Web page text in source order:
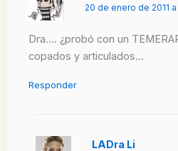
20 de enero de 2011
Dra…. ¿probó con un
copados y articulados…
Responder
LADra Li